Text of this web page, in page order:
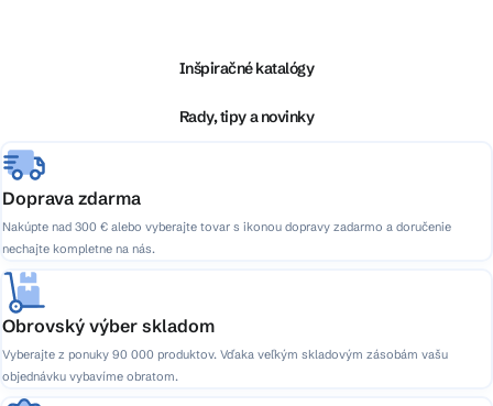
e
Inšpiračné katalógy
Rady, tipy a novinky
Doprava zdarma
Nakúpte nad 300 € alebo vyberajte tovar s ikonou dopravy zadarmo a doručenie
nechajte kompletne na nás.
Obrovský výber skladom
Vyberajte z ponuky 90 000 produktov. Vďaka veľkým skladovým zásobám vašu
objednávku vybavíme obratom.